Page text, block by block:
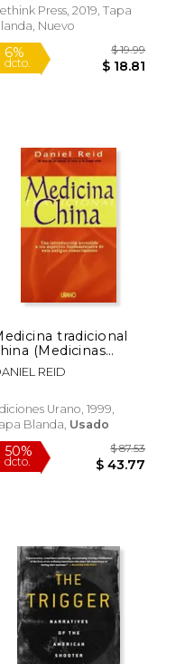
15%
dcto. $
Highly Paid
in Your
Press, 2019, Tapa
Nuevo
tradicional
(Medicinas
REID
Urano, 1999,
Blanda, Usado